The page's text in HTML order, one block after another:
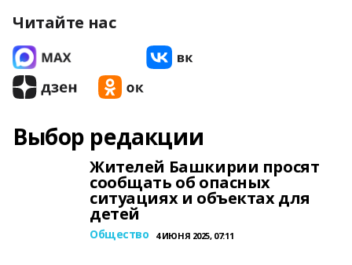
Читайте нас
Выбор редакции
Жителей Башкирии просят
сообщать об опасных
ситуациях и объектах для
детей
Общество 4 ИЮНЯ 2025, 07:11